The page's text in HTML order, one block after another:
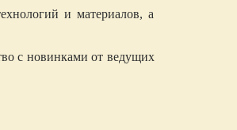
и материалов, а
с новинками от ведущих